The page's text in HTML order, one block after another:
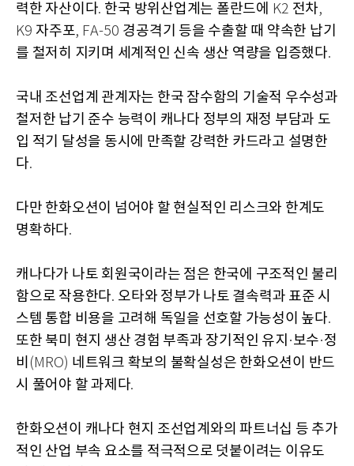
력한 자산이다. 한국 방위산업계는 폴란드에 K2 전차,
K9 자주포, FA-50 경공격기 등을 수출할 때 약속한 납기
를 철저히 지키며 세계적인 신속 생산 역량을 입증했다.
국내 조선업계 관계자는 한국 잠수함의 기술적 우수성과
철저한 납기 준수 능력이 캐나다 정부의 재정 부담과 도
입 적기 달성을 동시에 만족할 강력한 카드라고 설명한
다.
다만 한화오션이 넘어야 할 현실적인 리스크와 한계도
명확하다.
캐나다가 나토 회원국이라는 점은 한국에 구조적인 불리
함으로 작용한다. 오타와 정부가 나토 결속력과 표준 시
스템 통합 비용을 고려해 독일을 선호할 가능성이 높다.
또한 북미 현지 생산 경험 부족과 장기적인 유지 ·보수·정
비 (MRO) 네트워크 확보의 불확실성은 한화오션이 반드
시 풀어야 할 과제다.
한화오션이 캐나다 현지 조선업계와의 파트너십 등 추가
적인 산업 부속 요소를 적극적으로 덧붙이려는 이유도